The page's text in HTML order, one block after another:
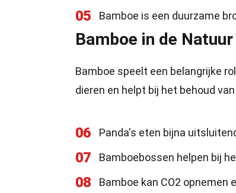
05 Bamboe is een duurzame
Bamboe in de Natuur
Bamboe speelt een belangrijke
dieren en helpt bij het behoud
06 Panda's eten bijna
07 Bamboebossen helpen bij
08 Bamboe kan CO2 opnemen